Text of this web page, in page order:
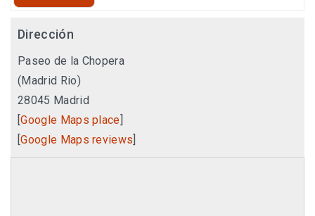
Dirección
Paseo de la Chopera
(Madrid Rio)
28045 Madrid
[Google Maps place
[Google Maps reviews